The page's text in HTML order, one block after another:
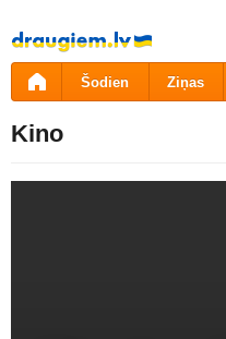
Pāriet
uz
saturu
Šodien Ziņas
Kino